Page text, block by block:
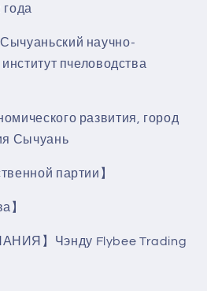
года
научно-
пчеловодства
развития, город
Сычуань
партии】
】
】Чэнду Flybee Trading